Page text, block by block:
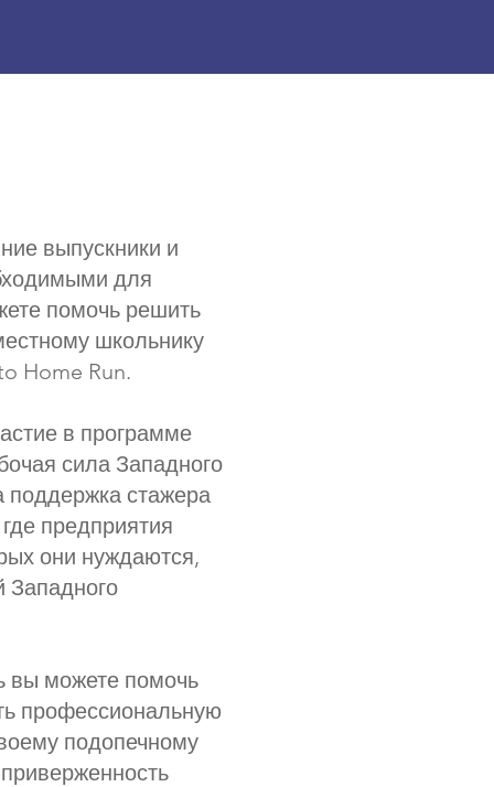
выпускники и
для
помочь решить
школьнику
Home Run.
в программе
сила Западного
поддержка стажера
предприятия
они нуждаются,
Западного
вы можете помочь
профессиональную
подопечному